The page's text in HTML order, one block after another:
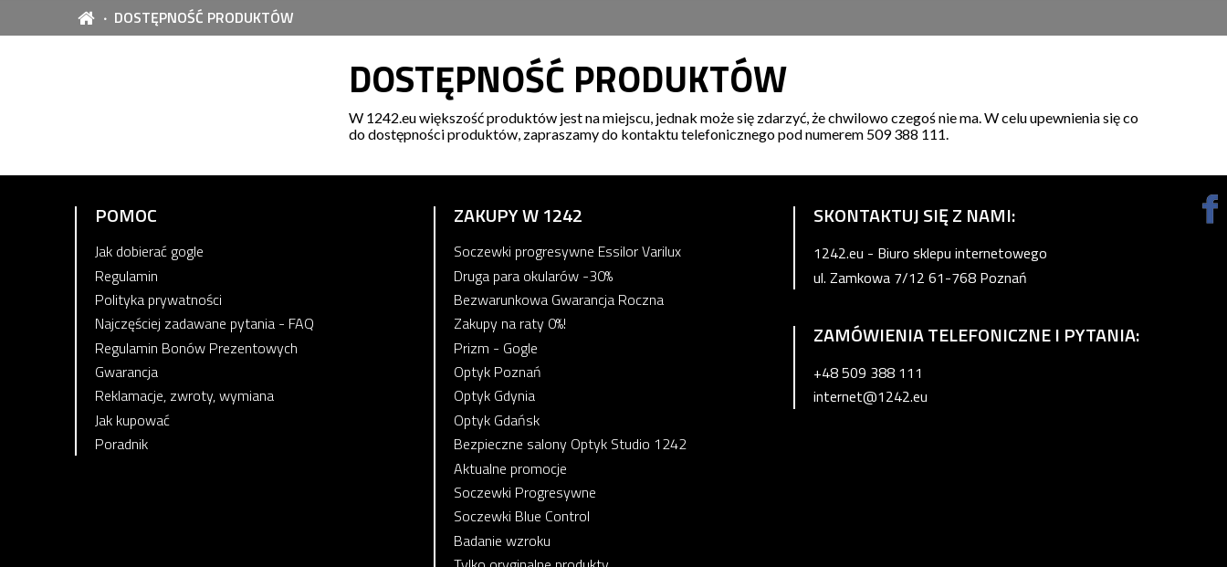
DOSTĘPNOŚĆ PRODUKTÓW
DOSTĘPNOŚĆ PRODUKTÓW
W 1242.eu większość produktów jest na miejscu, jednak może się zdarzyć, że chwilowo czegoś nie ma. W celu upewnienia się co
do dostępności produktów, zapraszamy do kontaktu telefonicznego pod numerem 509 388 111.
POMOC
Jak dobierać gogle
Regulamin
Polityka prywatności
Najczęściej zadawane pytania - FAQ
Regulamin Bonów Prezentowych
Gwarancja
Reklamacje, zwroty, wymiana
Jak kupować
Poradnik
ZAKUPY W 1242
Soczewki progresywne Essilor Varilux
Druga para okularów -30%
Bezwarunkowa Gwarancja Roczna
Zakupy na raty 0%!
Prizm - Gogle
Optyk Poznań
Optyk Gdynia
Optyk Gdańsk
Bezpieczne salony Optyk Studio 1242
Aktualne promocje
Soczewki Progresywne
Soczewki Blue Control
Badanie wzroku
SKONTAKTUJ SIĘ Z NAMI:
1242.eu - Biuro sklepu internetowego
ul. Zamkowa 7/12 61-768 Poznań
ZAMÓWIENIA TELEFONICZNE I PYTANIA:
+48 509 388 111
internet@1242.eu